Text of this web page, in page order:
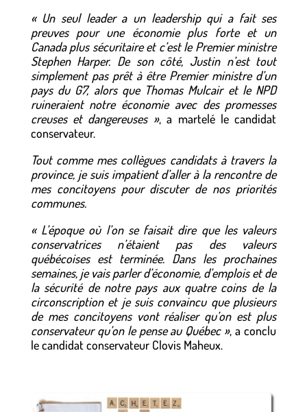
« Un seul leader a un leadership qui a fait ses
preuves pour une économie plus forte et un
Canada plus sécuritaire et c’est le Premier ministre
Stephen Harper. De son côté, Justin n’est tout
simplement pas prêt à être Premier ministre d’un
pays du G7, alors que Thomas Mulcair et le NPD
ruineraient notre économie avec des promesses
creuses et dangereuses », a martelé le candidat
conservateur.
Tout comme mes collègues candidats à travers la
province, je suis impatient d’aller à la rencontre de
mes concitoyens pour discuter de nos priorités
communes.
« L’époque où l’on se faisait dire que les valeurs
conservatrices n’étaient pas des valeurs
québécoises est terminée. Dans les prochaines
semaines, je vais parler d’économie, d’emplois et de
la sécurité de notre pays aux quatre coins de la
circonscription et je suis convaincu que plusieurs
de mes concitoyens vont réaliser qu’on est plus
conservateur qu’on le pense au Québec », a conclu
le candidat conservateur Clovis Maheux.